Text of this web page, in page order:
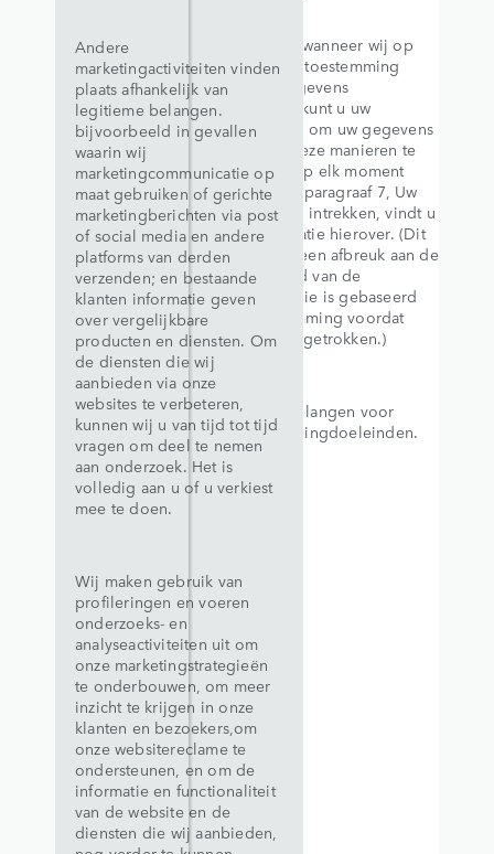
Opmerking: wanneer wij op
basis van uw toestemming
persoonsgegevens
verzamelen, kunt u uw
toestemming om uw gegevens
op elk van deze manieren te
gebruiken, op elk moment
intrekken. In paragraaf 7, Uw
toestemming intrekken, vindt u
meer informatie hierover. (Dit
recht doet geen afbreuk aan de
wetmatigheid van de
verwerking die is gebaseerd
op de instemming voordat
deze werd ingetrokken.)
Legitieme belangen voor
direct-marketingdoeleinden.
Andere
marketingactiviteiten vinden
plaats afhankelijk van
legitieme belangen.
bijvoorbeeld in gevallen
waarin wij
marketingcommunicatie op
maat gebruiken of gerichte
marketingberichten via post
of social media en andere
platforms van derden
verzenden; en bestaande
klanten informatie geven
over vergelijkbare
producten en diensten. Om
de diensten die wij
aanbieden via onze
websites te verbeteren,
kunnen wij u van tijd tot tijd
vragen om deel te nemen
aan onderzoek. Het is
volledig aan u of u verkiest
mee te doen.
Wij maken gebruik van
profileringen en voeren
onderzoeks- en
analyseactiviteiten uit om
onze marketingstrategieën
te onderbouwen, om meer
inzicht te krijgen in onze
klanten en bezoekers,om
onze websitereclame te
ondersteunen, en om de
informatie en functionaliteit
van de website en de
diensten die wij aanbieden,